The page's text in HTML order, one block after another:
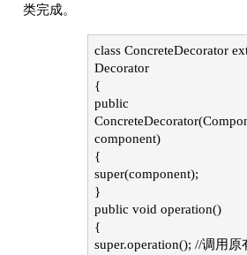
类完成。
class ConcreteDecorator
Decorator
{
public
component)
{
super(component);
}
public void operation()
{
super.operation(); //调用原